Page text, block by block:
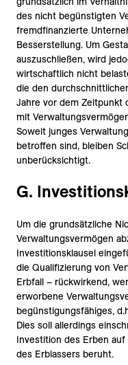
des nicht begünstigten
fremdfinanzierte
Besserstellung. Um
auszuschließen, wird
wirtschaftlich nicht
die den
Jahre vor dem Zeitpunkt
mit
Soweit junges
betroffen sind, bleiben
unberücksichtigt.
G.
Um die grundsätzliche
Verwaltungsvermögen
Investitionsklausel
die Qualifizierung von
Erbfall – rückwirkend,
erworbene
begünstigungsfähiges,
Dies soll allerdings
Investition des Erben
des Erblassers beruht.